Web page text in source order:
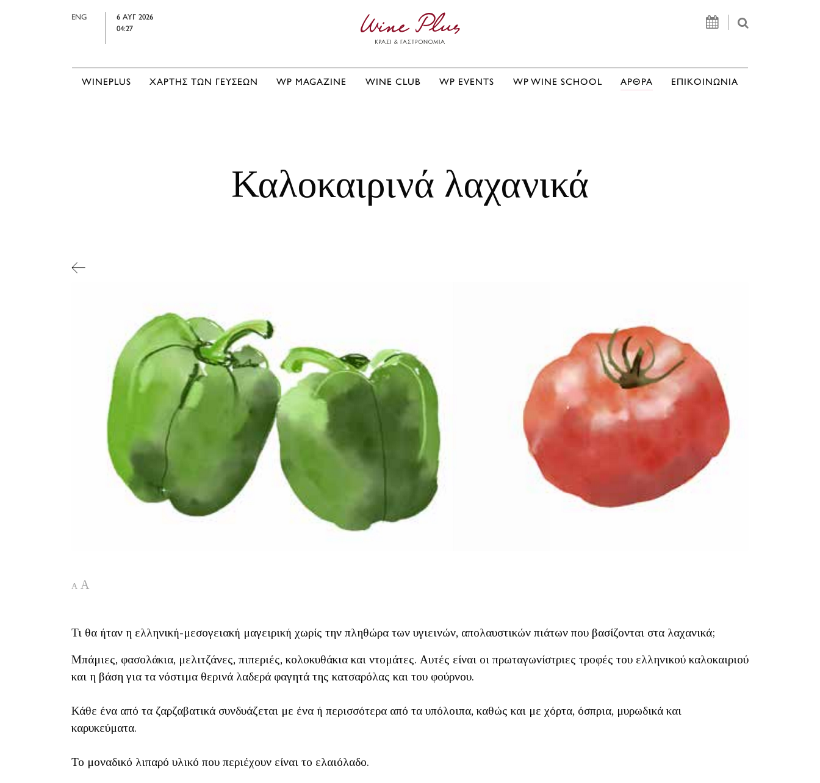
ENG
6 ΑΥΓ 2026
04:27
WINEPLUS ΧΑΡΤΗΣ ΤΩΝ ΓΕΥΣΕΩΝ WP MAGAZINE WINE CLUB WP EVENTS WP WINE SCHOOL ΑΡΘΡΑ ΕΠΙΚΟΙΝΩΝΙΑ
Καλοκαιρινά λαχανικά
A A
Τι θα ήταν η ελληνική-μεσογειακή μαγειρική χωρίς την πληθώρα των υγιεινών, απολαυστικών πιάτων που βασίζονται στα λαχανικά;
Μπάμιες, φασολάκια, μελιτζάνες, πιπεριές, κολοκυθάκια και ντομάτες. Αυτές είναι οι πρωταγωνίστριες τροφές του ελληνικού καλοκαιριού
και η βάση για τα νόστιμα θερινά λαδερά φαγητά της κατσαρόλας και του φούρνου.
Κάθε ένα από τα ζαρζαβατικά συνδυάζεται με ένα ή περισσότερα από τα υπόλοιπα, καθώς και με χόρτα, όσπρια, μυρωδικά και
καρυκεύματα.
Το μοναδικό λιπαρό υλικό που περιέχουν είναι το ελαιόλαδο.